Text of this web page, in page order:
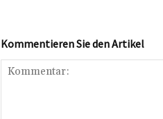
Kommentieren Sie den Artikel